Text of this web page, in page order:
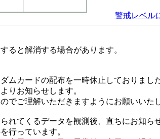
警戒レベル
ると解消する場合があります。
カードの配布を一時休止しておりまし
りお知らせします。
ご理解いただきますようにお願いいた
てくるデータを観測後、直ちにお知らせ
行っています。